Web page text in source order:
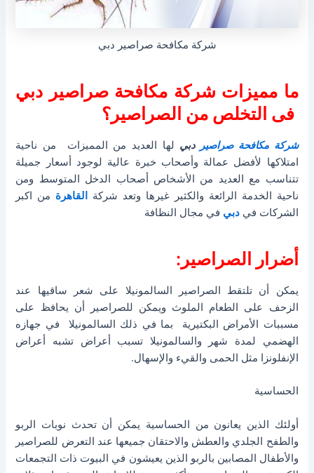
شركة مكافحة صراصير دبي
ما مميزات شركة مكافحة صراصير دبي
فى التخلص من الصراصير؟
شركة مكافحة صراصير دبي لها العديد من المميزات من ناحية
امتلاكها لأفضل عمالة وأصحاب خبرة عالية لوجود أسعار جميلة
تتناسب مع العديد من الأشخاص أصحاب الدخل المتوسط ومن
ناحية الخدمة الرائعة والكثير غيرها وتعد شركة
القاهرة من اكبر
الشركات فيدبي في مجال النظافة
أضرار الصراصير:
يمكن أن تلتقط الصراصير السالمونيلا على شعر ساقيها عند
الزحف على الطعام الملوث ويمكن للصراصير أن يحافظ على
مسببات الأمراض البكتيرية بما في ذلك السالمونيلا في جهازه
الهضمي لمدة شهر والسالمونيلا تسبب أعراض تشبه أعراض
الإنفلونزا مثل الحمى والقيء والإسهال.
الحساسية
أولئك الذين يعانون من الحساسية يمكن أن تحدث نوبات الربو
والطفح الجلدي والعطش والاحتقان جميعها عند التعرض للصراصير
والأطفال المصابين بالربو الذين يعيشون في البيوت ذات التجمعات